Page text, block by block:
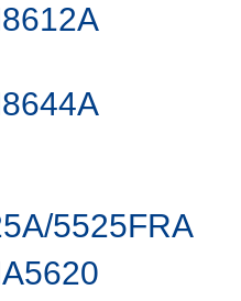
5525FRA